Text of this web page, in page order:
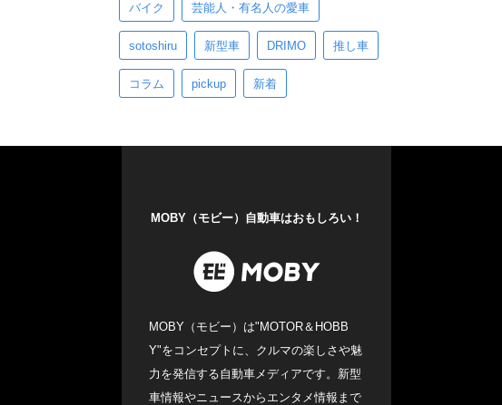
バイク 芸能人・有名人の愛車
sotoshiru 新型車 DRIMO 推し車
コラム pickup 新着
MOBY（モビー）自動車はおもしろい！
MOBY（モビー）は"MOTOR＆HOBB
Y"をコンセプトに、クルマの楽しさや魅
力を発信する自動車メディアです。新型
車情報やニュースからエンタメ情報まで